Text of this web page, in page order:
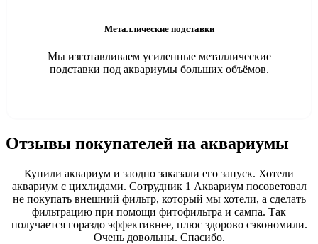
Металлические подставки
Мы изготавливаем усиленные металлические
подставки под аквариумы больших объёмов.
Отзывы покупателей на аквариумы
Купили аквариум и заодно заказали его запуск. Хотели
аквариум с цихлидами. Сотрудник 1 Аквариум посоветовал
не покупать внешний фильтр, который мы хотели, а сделать
фильтрацию при помощи фитофильтра и сампа. Так
получается гораздо эффективнее, плюс здорово сэкономили.
Очень довольны. Спасибо.